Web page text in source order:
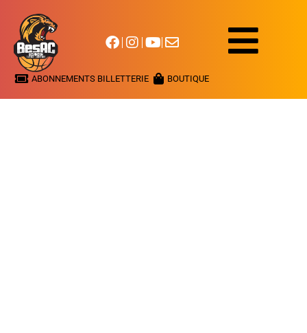
ABONNEMENTS BILLETTERIE BOUTIQUE